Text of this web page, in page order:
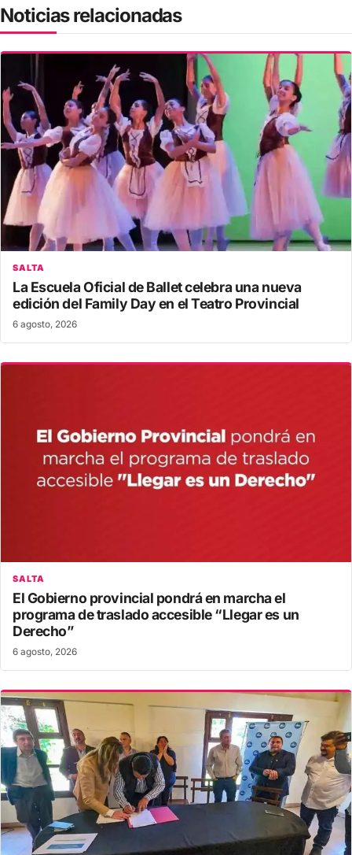
Noticias relacionadas
SALTA
La Escuela Oficial de Ballet celebra una nueva
edición del Family Day en el Teatro Provincial
6 agosto, 2026
SALTA
El Gobierno provincial pondrá en marcha el
programa de traslado accesible “Llegar es un
Derecho”
6 agosto, 2026